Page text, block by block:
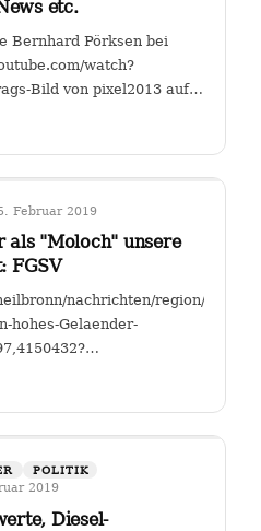
etc.
Bernhard Pörksen bei
watch?
Bild von pixel2013 auf
Februar 2019
als "Moloch" unsere
FGSV
nachrichten/region/Warum-
hohes-Gelaender-
POLITIK
2019
Diesel-